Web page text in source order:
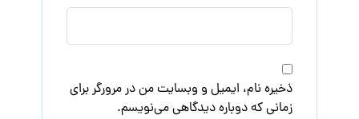
ذخیره نام، ایمیل و وبسایت من در مرورگر برای
زمانی که دوباره دیدگاهی می‌نویسم.